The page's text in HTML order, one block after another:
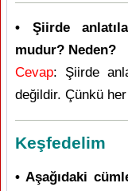
• Şiirde
mudur? Neden?
Cevap: Şiirde
değildir. Çünkü
Keşfedelim
• Aşağıdaki